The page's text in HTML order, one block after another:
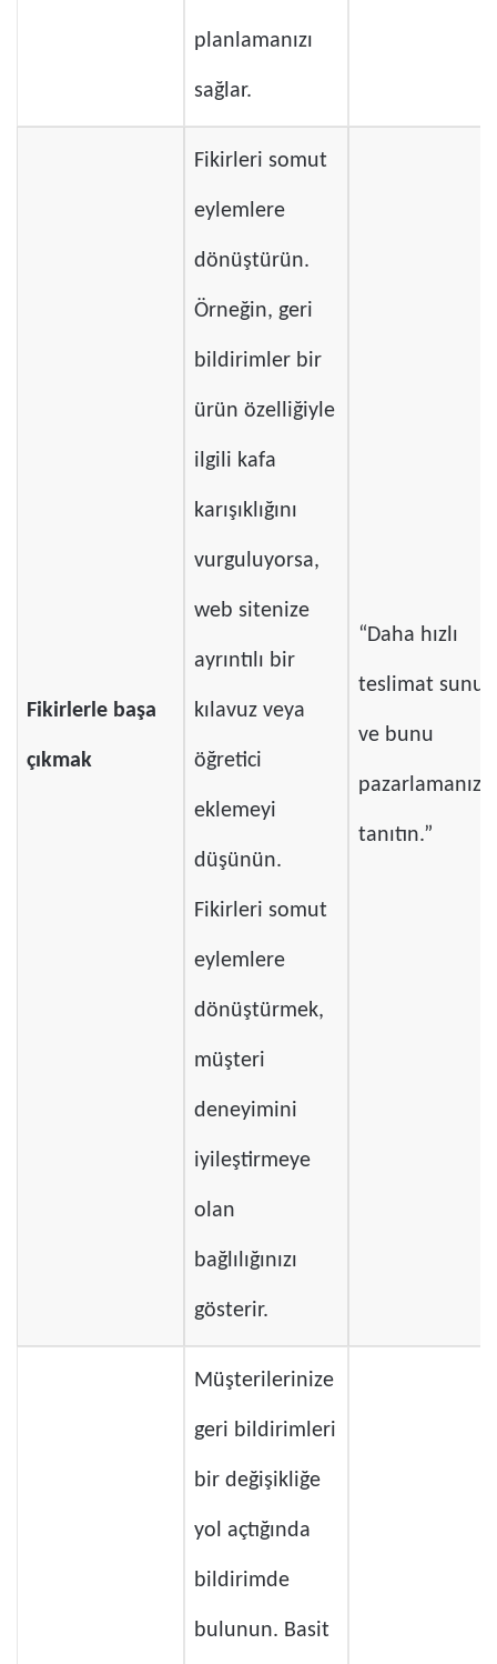
planlamanızı
sağlar.
Fikirlerle başa
çıkmak
Fikirleri somut
eylemlere
dönüştürün.
Örneğin, geri
bildirimler bir
ürün özelliğiyle
ilgili kafa
karışıklığını
vurguluyorsa,
web sitenize
ayrıntılı bir
kılavuz veya
öğretici
eklemeyi
düşünün.
Fikirleri somut
eylemlere
dönüştürmek,
müşteri
deneyimini
iyileştirmeye
olan
bağlılığınızı
gösterir.
“Daha hızlı
teslimat sunun
ve bunu
tanıtın.”
Müşterilerinize
geri bildirimleri
bir değişikliğe
yol açtığında
bildirimde
bulunun. Basit